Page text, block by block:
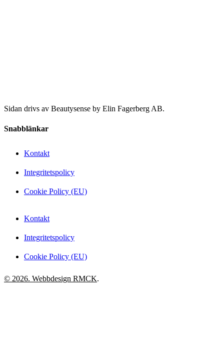
Sidan drivs av Beautysense by Elin Fagerberg AB.
Snabblänkar
Kontakt
Integritetspolicy
Cookie Policy (EU)
Kontakt
Integritetspolicy
Cookie Policy (EU)
© 2026. Webbdesign RMCK.